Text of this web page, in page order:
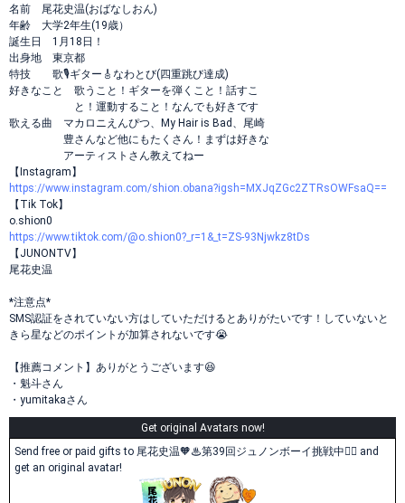
名前 尾花史温(おばなしおん)
年齢 大学2年生(19歳）
誕生日 1月18日！
出身地 東京都
特技 歌🎙️ギター🎸なわとび(四重跳び達成)
好きなこと 歌うこと！ギターを弾くこと！話すこ
と！運動すること！なんでも好きです
歌える曲 マカロニえんぴつ、My Hair is Bad、尾崎
豊さんなど他にもたくさん！まずは好きな
アーティストさん教えてねー
【Instagram】
https://www.instagram.com/shion.obana?igsh=MXJqZGc2ZTRsOWFsaQ==
【Tik Tok】
o.shion0
https://www.tiktok.com/@o.shion0?_r=1&_t=ZS-93Njwkz8tDs
【JUNONTV】
尾花史温
*注意点*
SMS認証をされていない方はしていただけるとありがたいです！していないと
きら星などのポイントが加算されないです😭
【推薦コメント】ありがとうございます😆
・魁斗さん
・yumitakaさん
Get original Avatars now!
Send free or paid gifts to 尾花史温🧡♨第39回ジュノンボーイ挑戦中❤️‍🔥 and
get an original avatar!